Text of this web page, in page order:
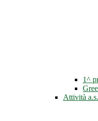
1^
Attività